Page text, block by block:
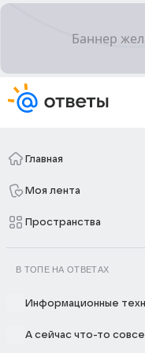
Главная
Моя лента
Пространства
В ТОПЕ НА ОТВЕТАХ
Информационные
А сейчас что-то